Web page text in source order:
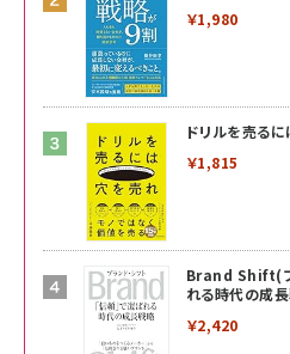
￥1,980
ドリルを売る
￥1,815
Brand Shift(ブ
れる時代の成
￥2,420